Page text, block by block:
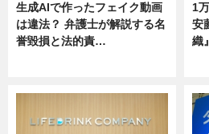
生成AIで作ったフェイク動画
は違法？ 弁護士が解説する名
誉毀損と法的責…
1
安
織